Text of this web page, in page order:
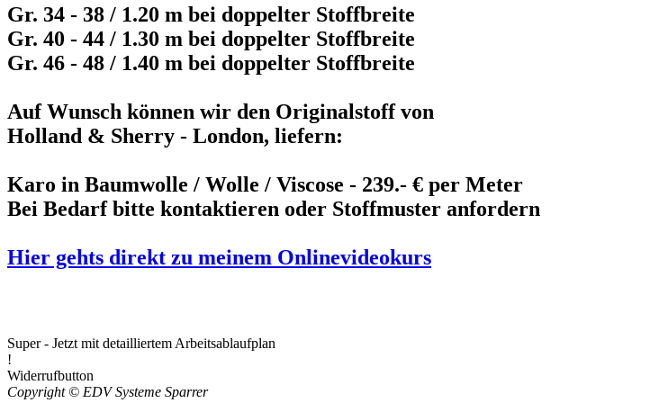
Gr. 34 - 38 / 1.20 m bei doppelter Stoffbreite
Gr. 40 - 44 / 1.30 m bei doppelter Stoffbreite
Gr. 46 - 48 / 1.40 m bei doppelter Stoffbreite
Auf Wunsch können wir den Originalstoff von
Holland & Sherry - London, liefern:
Karo in Baumwolle / Wolle / Viscose - 239.- € per Meter
Bei Bedarf bitte kontaktieren oder Stoffmuster anfordern
Hier gehts direkt zu meinem Onlinevideokurs
Super - Jetzt mit detailliertem Arbeitsablaufplan
!
Widerrufbutton
Copyright © EDV Systeme Sparrer